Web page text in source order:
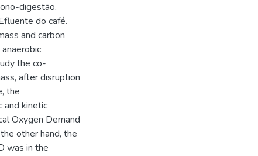
digestão.
do café.
and carbon
the co-
after disruption
the
and kinetic
Oxygen Demand
other hand, the
was in the